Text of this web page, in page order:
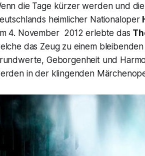
die Tage kürzer werden und
heimlicher Nationaloper
4. November 2012 erlebte das
das Zeug zu einem bleibenden
Geborgenheit und
in der klingenden